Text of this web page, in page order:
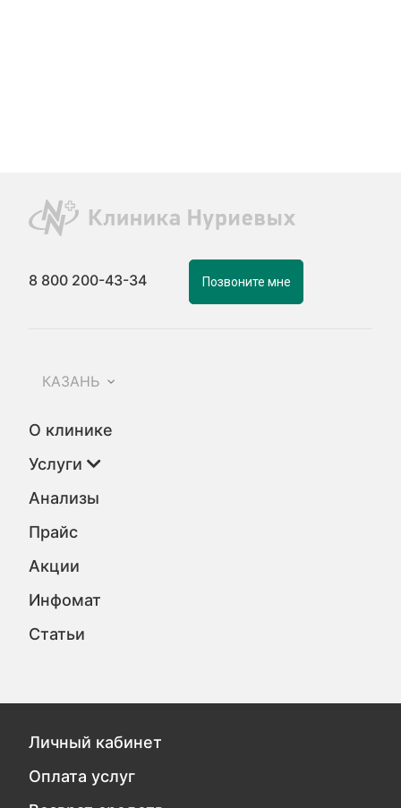
8 800 200-43-34 Позвоните мне
КАЗАНЬ
О клинике
Услуги
Анализы
Прайс
Акции
Инфомат
Статьи
Личный кабинет
Оплата услуг